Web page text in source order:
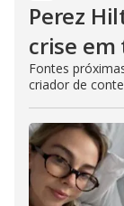
Perez
crise em
Fontes
criador de